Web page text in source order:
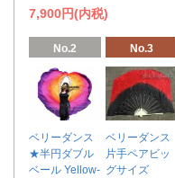
7,900円(内税)
No.2
ベリーダンス
★半円ダブル
ベール Yellow-
No.3
ベリーダンス
片手ペアビッ
グサイズ